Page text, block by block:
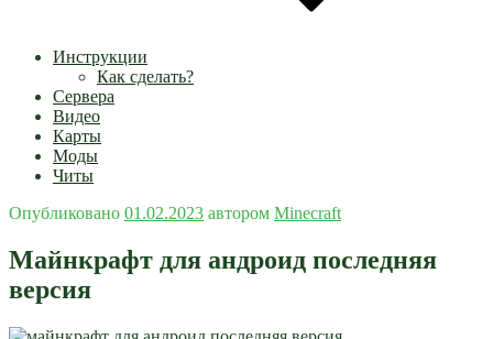
Инструкции
Как сделать?
Сервера
Видео
Карты
Моды
Читы
Опубликовано 01.02.2023 автором Minecraft
Майнкрафт для андроид последняя
версия